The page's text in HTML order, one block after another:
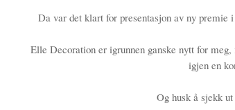
Da var det klart for presentasjon av ny premie
Elle Decoration er igrunnen ganske nytt for
igjen en
Og husk å sjekk ut